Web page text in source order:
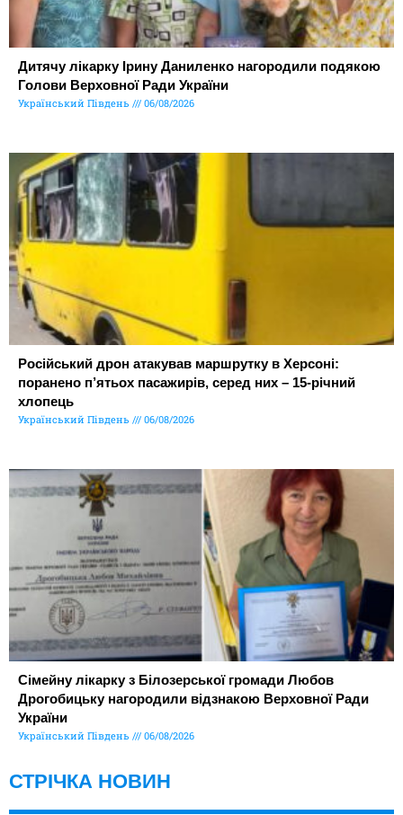
Дитячу лікарку Ірину Даниленко нагородили подякою
Голови Верховної Ради України
Український Південь 06/08/2026
Російський дрон атакував маршрутку в Херсоні:
поранено п’ятьох пасажирів, серед них – 15-річний
хлопець
Український Південь 06/08/2026
Сімейну лікарку з Білозерської громади Любов
Дрогобицьку нагородили відзнакою Верховної Ради
України
Український Південь 06/08/2026
СТРІЧКА НОВИН